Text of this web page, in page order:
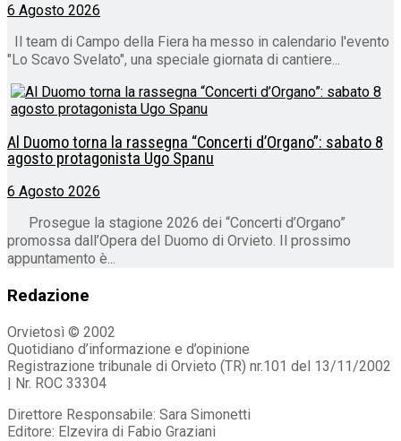
6 Agosto 2026
Il team di Campo della Fiera ha messo in calendario l'evento
"Lo Scavo Svelato", una speciale giornata di cantiere...
Al Duomo torna la rassegna “Concerti d’Organo”: sabato 8
agosto protagonista Ugo Spanu
6 Agosto 2026
Prosegue la stagione 2026 dei “Concerti d’Organo”
promossa dall’Opera del Duomo di Orvieto. Il prossimo
appuntamento è...
Redazione
Orvietosì © 2002
Quotidiano d’informazione e d’opinione
Registrazione tribunale di Orvieto (TR) nr.101 del 13/11/2002
| Nr. ROC 33304
Direttore Responsabile: Sara Simonetti
Editore: Elzevira di Fabio Graziani